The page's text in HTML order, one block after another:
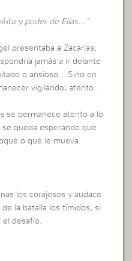
y poder de Elías…”
presentaba a Zacarías,
jamás a ir delante
o ansioso… Sino en
vigilando; atento…
se permanece atento a lo
queda esperando que
o que le mueva.
los corajosos y audace
la batalla los tímidos, si
el desafío.